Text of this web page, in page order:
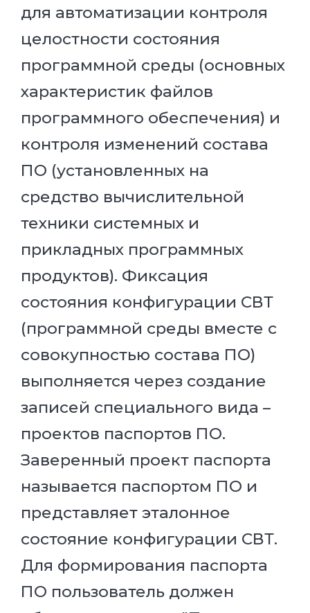
для автоматизации контроля
целостности состояния
программной среды (основных
характеристик файлов
программного обеспечения) и
контроля изменений состава
ПО (установленных на
средство вычислительной
техники системных и
прикладных программных
продуктов). Фиксация
состояния конфигурации СВТ
(программной среды вместе с
совокупностью состава ПО)
выполняется через создание
записей специального вида –
проектов паспортов ПО.
Заверенный проект паспорта
называется паспортом ПО и
представляет эталонное
состояние конфигурации СВТ.
Для формирования паспорта
ПО пользователь должен